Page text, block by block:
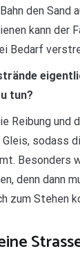
den Sand
kann der
Bedarf
tun?
Reibung und
Gleis, sodass
Besonders
denn dann
zum Stehen